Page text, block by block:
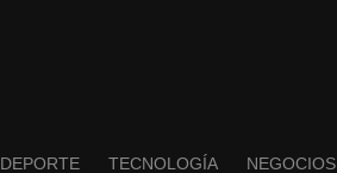
DEPORTE TECNOLOGÍA NEGOCIOS